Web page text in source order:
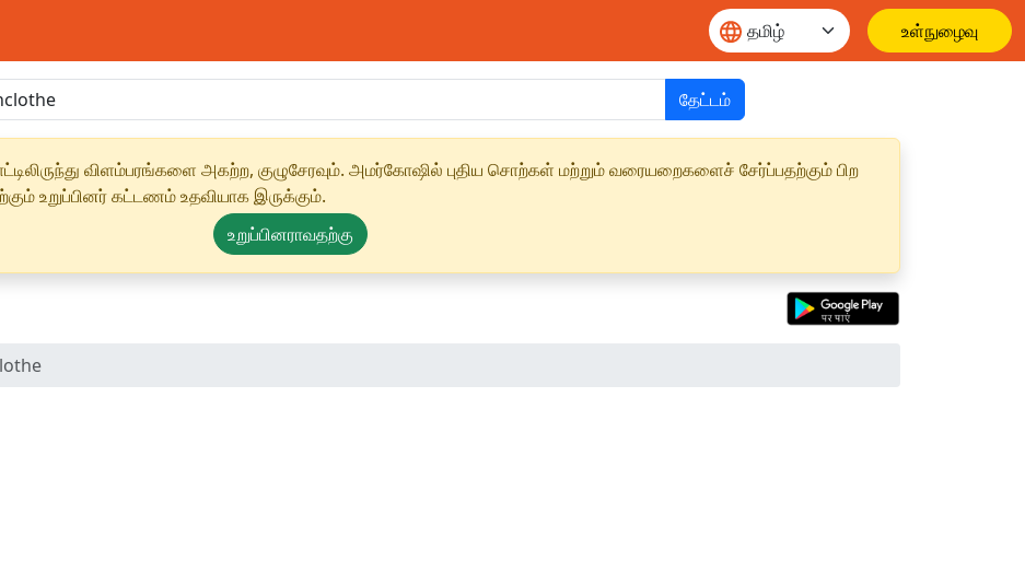
உள்நுழைவு
தேட்டம்
விளம்பரங்களை அகற்ற, குழுசேரவும். அமர்கோஷில் புதிய சொற்கள் மற்றும் வரையறைகளைச் சேர்ப்பதற்கும் பிற
உறுப்பினர் கட்டணம் உதவியாக இருக்கும்.
உறுப்பினராவதற்கு